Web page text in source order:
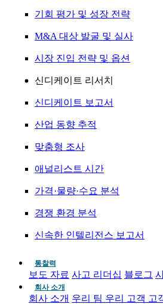
기회 평가 및 성장 전략
M&A 대상 발굴 및 실사
시장 진입 전략 및 옵션
신디케이트 리서치
신디케이트 보고서
산업 동향 추적
맞춤형 조사
애널리스트 시간
가격·물량·수요 분석
경쟁 환경 분석
신속한 인텔리전스 보고서
통찰력
보도 자료 사고 리더십 블로그
회사 소개
회사 소개 우리 팀 우리 고객 고